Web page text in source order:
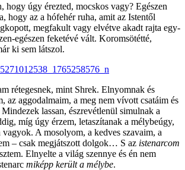
hogy úgy érezted, mocskos vagy? Egészen
hogy az a hófehér ruha, amit az Istentől
megfakult vagy elvétve akadt rajta egy-
egészen feketévé vált. Koromsötétté,
ki sem látszol.
rétegesnek, mint Shrek. Elnyomnak és
az aggodalmaim, a meg nem vívott csatáim és
lassan, észrevétlenül simulnak a
míg úgy érzem, letaszítanak a mélybeúgy,
A mosolyom, a kedves szavaim, a
– csak megjátszott dolgok… S az istenarcom
Elnyelte a világ szennye és én nem
miképp került a mélybe.